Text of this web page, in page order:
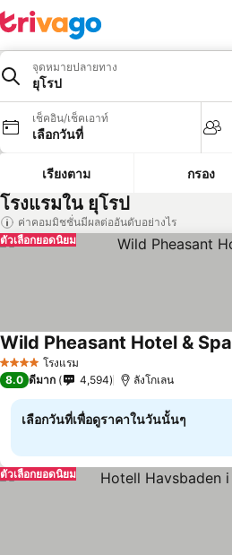
จุดหมายปลายทาง
ยุโรป
เช็คอิน/เช็คเอาท์
เลือกวันที่
เรียงตาม กรอง
โรงแรมใน ยุโรป
ค่าคอมมิชชั่นมีผลต่ออันดับอย่างไร
ตัวเลือกยอดนิยม
4 ดาว โรงแรม
Wild Pheasant Hotel & Spa
8.0 ดีมาก 4,594 ลังโกเลน
เลือกวันที่เพื่อดูราคาในวันนั้นๆ
ตัวเลือกยอดนิยม